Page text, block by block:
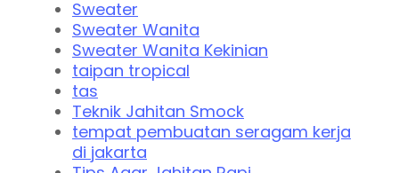
Sweater
Sweater Wanita
Sweater Wanita Kekinian
taipan tropical
tas
Teknik Jahitan Smock
tempat pembuatan seragam kerja
di jakarta